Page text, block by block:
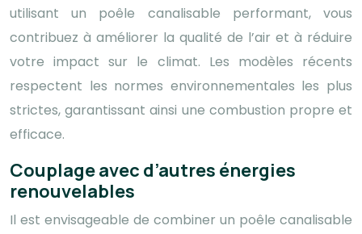
utilisant un poêle canalisable performant, vous
contribuez à améliorer la qualité de l’air et à réduire
votre impact sur le climat. Les modèles récents
respectent les normes environnementales les plus
strictes, garantissant ainsi une combustion propre et
efficace.
Couplage avec d’autres énergies
renouvelables
Il est envisageable de combiner un poêle canalisable